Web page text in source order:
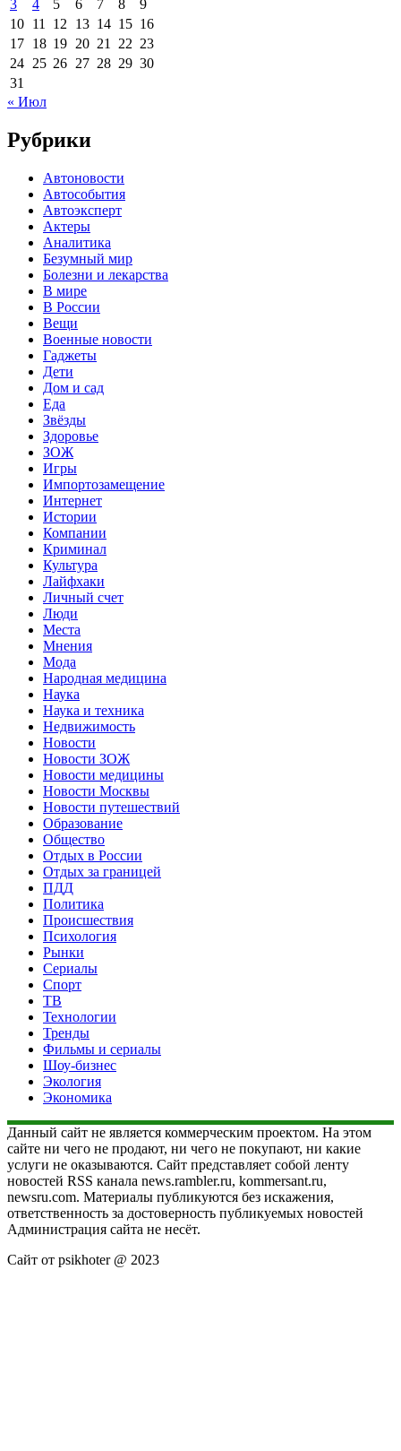
3 4 5 6 7 8
9
10 11 12 13 14 15 16
17 18 19 20 21 22 23
24 25 26 27 28 29 30
31
« Июл
Рубрики
Автоновости
Автособытия
Автоэксперт
Актеры
Аналитика
Безумный мир
Болезни и лекарства
В мире
В России
Вещи
Военные новости
Гаджеты
Дети
Дом и сад
Еда
Звёзды
Здоровье
ЗОЖ
Игры
Импортозамещение
Интернет
Истории
Компании
Криминал
Культура
Лайфхаки
Личный счет
Люди
Места
Мнения
Мода
Народная медицина
Наука
Наука и техника
Недвижимость
Новости
Новости ЗОЖ
Новости медицины
Новости Москвы
Новости путешествий
Образование
Общество
Отдых в России
Отдых за границей
ПДД
Политика
Происшествия
Психология
Рынки
Сериалы
Спорт
ТВ
Технологии
Тренды
Фильмы и сериалы
Шоу-бизнес
Экология
Экономика
Данный сайт не является коммерческим проектом. На этом
сайте ни чего не продают, ни чего не покупают, ни какие
услуги не оказываются. Сайт представляет собой ленту
новостей RSS канала news.rambler.ru, kommersant.ru,
newsru.com. Материалы публикуются без искажения,
ответственность за достоверность публикуемых новостей
Администрация сайта не несёт.
Сайт от psikhoter @ 2023